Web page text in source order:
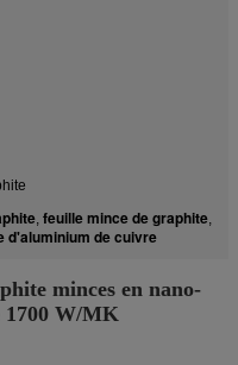
, feuille mince de graphite,
d'aluminium de cuivre
minces en nano-
1700 W/MK